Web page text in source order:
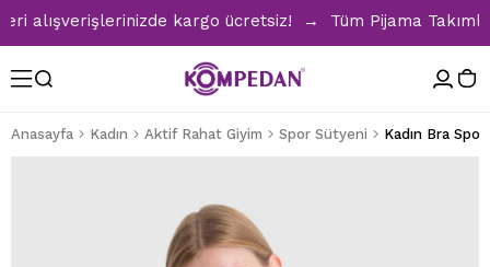
alışverişlerinizde kargo ücretsiz! → Tüm Pijama
Anasayfa Kadın Aktif Rahat Giyim Spor Sütyeni Kadın Bra Spor